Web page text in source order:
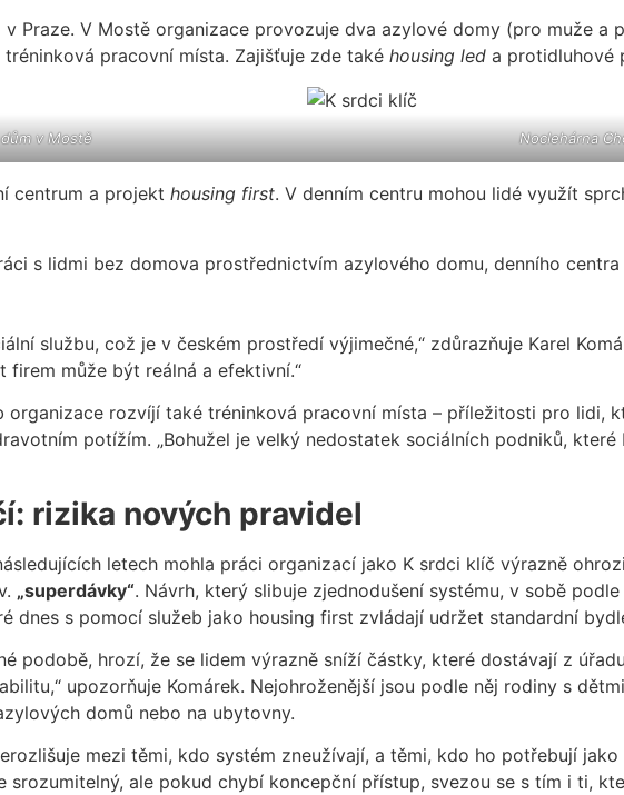
Praze. V Mostě organizace provozuje dva azylové domy (pro muže a
pracovní místa. Zajišťuje zde také housing led a protidluhové
v Mostě Noclehárna
centrum a projekt housing first. V denním centru mohou lidé využít
s lidmi bez domova prostřednictvím azylového domu, denního
službu, což je v českém prostředí výjimečné,“ zdůrazňuje Karel
firem může být reálná a efektivní.“
organizace rozvíjí také tréninková pracovní místa – příležitosti pro lidi,
potížím. „Bohužel je velký nedostatek sociálních podniků,
rizika nových pravidel
letech mohla práci organizací jako K srdci klíč výrazně
„superdávky“. Návrh, který slibuje zjednodušení systému, v sobě
dnes s pomocí služeb jako housing first zvládají udržet standardní
podobě, hrozí, že se lidem výrazně sníží částky, které dostávají z
upozorňuje Komárek. Nejohroženější jsou podle něj rodiny s
domů nebo na ubytovny.
mezi těmi, kdo systém zneužívají, a těmi, kdo ho potřebují
srozumitelný, ale pokud chybí koncepční přístup, svezou se s tím i ti,